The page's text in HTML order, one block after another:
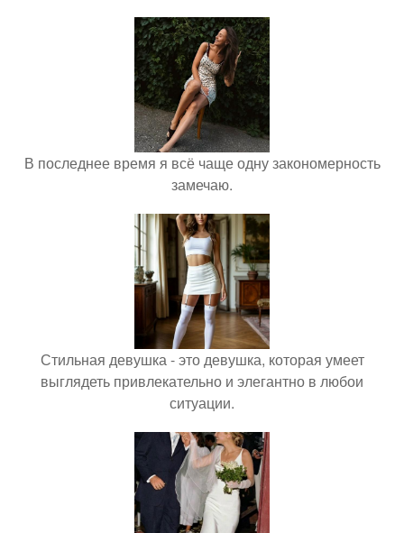
В последнее время я всё чаще одну закономерность
замечаю.
Стильная девушка - это девушка, которая умеет
выглядеть привлекательно и элегантно в любои
ситуации.